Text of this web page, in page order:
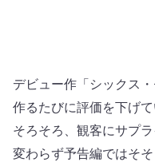
デビュー作「シックス
作るたびに評価を下げて
そろそろ、観客にサプ
変わらず予告編ではそそ